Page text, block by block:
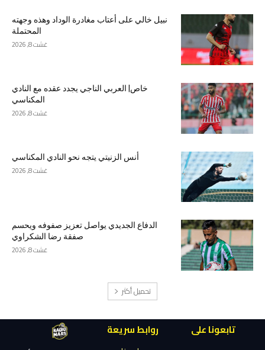
نبيل خالي على أعتاب مغادرة الوداد وهذه وجهته
المحتملة
غشت 8, 2026
خاص| العربي الناجي يجدد عقده مع النادي
المكناسي
غشت 8, 2026
أنس الزنيتي يتجه نحو النادي المكناسي
غشت 8, 2026
الدفاع الجديدي يواصل تعزيز صفوفه ويحسم
صفقة رضا الشكراوي
غشت 8, 2026
تحميل أكثر
تابعونا على
روابط سريعة